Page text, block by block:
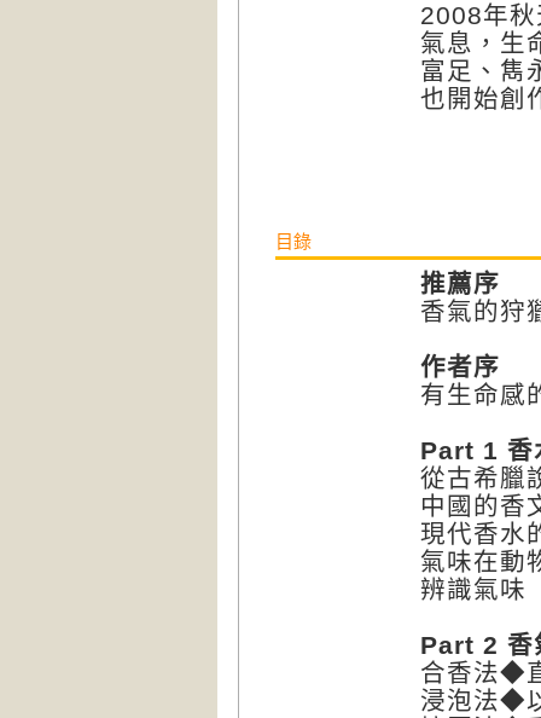
2008年
氣息，生
富足、雋
也開始創
目錄
推薦序
香氣的狩
作者序
有生命感
Part 1 香
從古希臘
中國的香
現代香水
氣味在動
辨識氣味
Part 2 香
合香法◆
浸泡法◆